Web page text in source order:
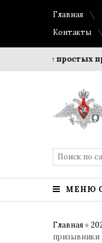
Главная
Контакты
простых
МЕНЮ
Главная »